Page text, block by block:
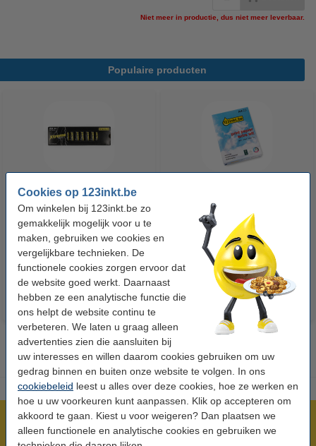
Cookies op 123inkt.be
Om winkelen bij 123inkt.be zo
gemakkelijk mogelijk voor u te
maken, gebruiken we cookies en
vergelijkbare technieken. De
functionele cookies zorgen ervoor dat
de website goed werkt. Daarnaast
hebben ze een analytische functie die
ons helpt de website continu te
verbeteren. We laten u graag alleen
advertenties zien die aansluiten bij
uw interesses en willen daarom cookies gebruiken om uw
gedrag binnen en buiten onze website te volgen. In ons
cookiebeleid leest u alles over deze cookies, hoe ze werken en
hoe u uw voorkeuren kunt aanpassen. Klik op accepteren om
akkoord te gaan. Kiest u voor weigeren? Dan plaatsen we
alleen functionele en analytische cookies en gebruiken we
Niet meer in productie, dus niet meer leverbaar.
Populaire producten
123accu Xtreme Power MN1500
Penlite AA batterij 24 stuks
€ 14,95 Incl. 21% btw
123inkt kopieerpapier 1 pak van
500 vellen A4 - 80 g/m²
€ 7,25 Incl. 21% btw
Meer dan 5 miljoen klanten!
Voor 22.00 uur besteld, morgen in huis!